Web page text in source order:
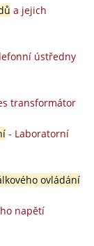
a jejich
ústředny
transformátor
- Laboratorní
ovládání
napětí